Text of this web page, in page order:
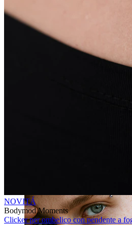
NOVITÁ
Bodymod Moments
Clicker per ombelico con pendente a